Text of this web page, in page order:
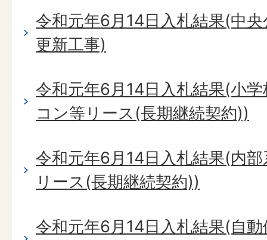
令和元年6月14日入札結果(中
更新工事)
令和元年6月14日入札結果(小
コン等リース(長期継続契約))
令和元年6月14日入札結果(内
リース(長期継続契約))
令和元年6月14日入札結果(自